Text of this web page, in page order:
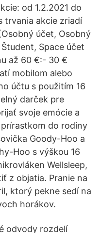
od 1.2.2021 do
trvania akcie zriadí
účet, Osobný
Space účet
až 60 €:- 30 €
mobilom alebo
účtu s použitím 16
darček pre
svoje emócie a
do rodiny
Goody-Hoo a
Hoo s výškou 16
Wellsleep,
z objatia. Pranie na
ktorý pekne sedí na
horákov.
odvody rozdelí